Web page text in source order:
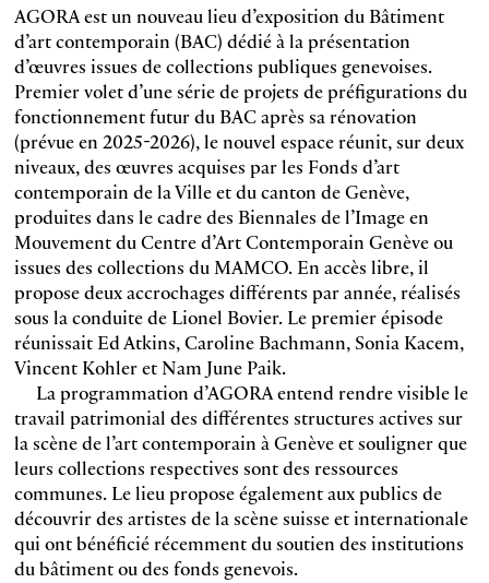
AGORA est un nouveau lieu d’exposition du Bâtiment
d’art contemporain (BAC) dédié à la présentation
d’œuvres issues de collections publiques genevoises.
Premier volet d’une série de projets de préfigurations du
fonctionnement futur du BAC après sa rénovation
(prévue en 2025-2026), le nouvel espace réunit, sur deux
niveaux, des œuvres acquises par les Fonds d’art
contemporain de la Ville et du canton de Genève,
produites dans le cadre des Biennales de l’Image en
Mouvement du Centre d’Art Contemporain Genève ou
issues des collections du MAMCO. En accès libre, il
propose deux accrochages différents par année, réalisés
sous la conduite de Lionel Bovier. Le premier épisode
réunissait Ed Atkins, Caroline Bachmann, Sonia Kacem,
Vincent Kohler et Nam June Paik.
La programmation d’AGORA entend rendre visible le
travail patrimonial des différentes structures actives sur
la scène de l’art contemporain à Genève et souligner que
leurs collections respectives sont des ressources
communes. Le lieu propose également aux publics de
découvrir des artistes de la scène suisse et internationale
qui ont bénéficié récemment du soutien des institutions
du bâtiment ou des fonds genevois.